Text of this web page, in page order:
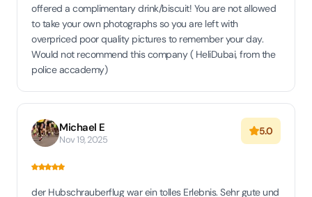
offered a complimentary drink/biscuit! You are not allowed
to take your own photographs so you are left with
overpriced poor quality pictures to remember your day.
Would not recommend this company ( HeliDubai, from the
police accademy)
Michael E
Nov 19, 2025
5.0
der Hubschrauberflug war ein tolles Erlebnis. Sehr gute und